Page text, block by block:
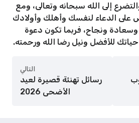
إلى الله سبحانه وتعالى، ومع
2026، احرص على الدعاء لنفسك وأهلك وأولادك
ونجاح، فربما تكون دعوة
للأفضل ونيل رضا الله ورحمته.
التالي
رسائل تهنئة قصيرة لعيد
الأضحى 2026